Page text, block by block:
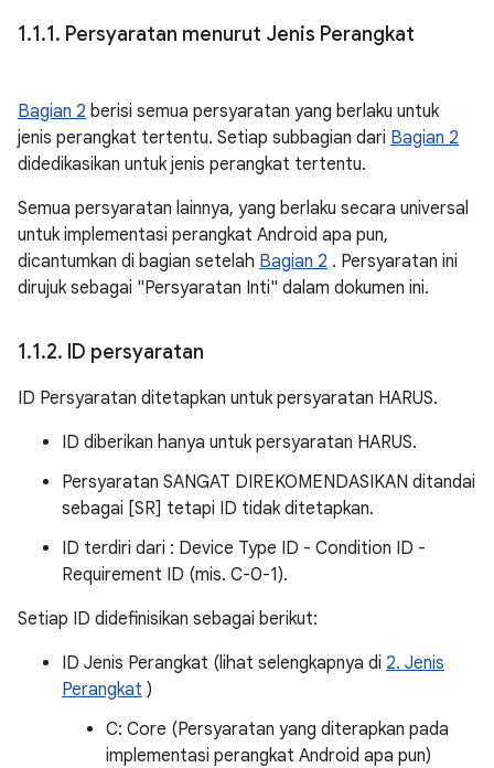
1.1.1. Persyaratan menurut Jenis Perangkat
Bagian 2 berisi semua persyaratan yang berlaku untuk
jenis perangkat tertentu. Setiap subbagian dari Bagian 2
didedikasikan untuk jenis perangkat tertentu.
Semua persyaratan lainnya, yang berlaku secara universal
untuk implementasi perangkat Android apa pun,
dicantumkan di bagian setelah Bagian 2 . Persyaratan ini
dirujuk sebagai "Persyaratan Inti" dalam dokumen ini.
1.1.2. ID persyaratan
ID Persyaratan ditetapkan untuk persyaratan HARUS.
ID diberikan hanya untuk persyaratan HARUS.
Persyaratan SANGAT DIREKOMENDASIKAN ditandai
sebagai [SR] tetapi ID tidak ditetapkan.
ID terdiri dari : Device Type ID - Condition ID -
Requirement ID (mis. C-0-1).
Setiap ID didefinisikan sebagai berikut:
ID Jenis Perangkat (lihat selengkapnya di 2. Jenis
Perangkat )
C: Core (Persyaratan yang diterapkan pada
implementasi perangkat Android apa pun)